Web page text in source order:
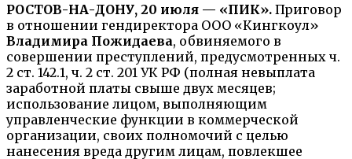
РОСТОВ-НА-ДОНУ, 20 июля — «ПИК». Приговор
в отношении гендиректора ООО «Кингкоул»
Владимира Пожидаева, обвиняемого в
совершении преступлений, предусмотренных ч.
2 ст. 142.1, ч. 2 ст. 201 УК РФ (полная невыплата
заработной платы свыше двух месяцев;
использование лицом, выполняющим
управленческие функции в коммерческой
организации, своих полномочий с целью
нанесения вреда другим лицам, повлекшее